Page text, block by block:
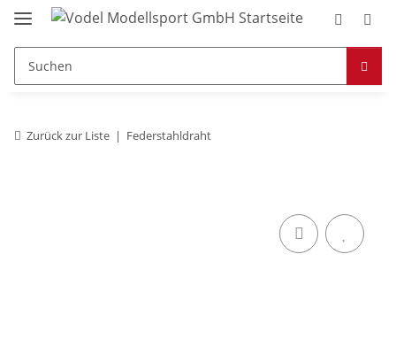
Zurück zur Liste Federstahldraht